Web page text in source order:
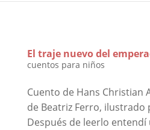
El traje nuevo del
cuentos para niños
Cuento de Hans Christian
de Beatriz Ferro, ilustrado
Después de leerlo